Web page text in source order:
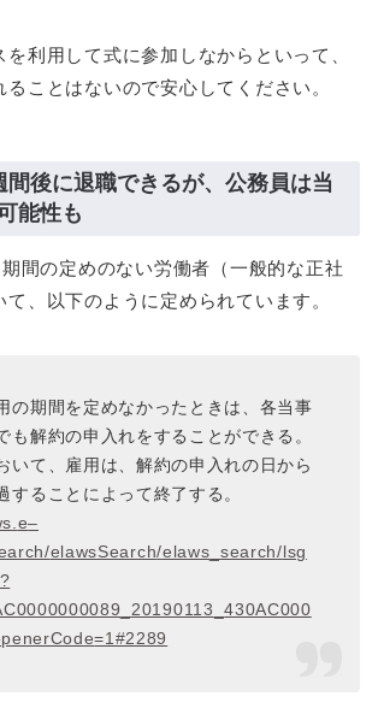
利用して式に参加しなからといって、
ことはないので安心してください。
間後に退職できるが、公務員は当
能性も
間の定めのない労働者（一般的な正社
て、以下のように定められています。
の期間を定めなかったときは、各当事
も解約の申入れをすることができる。
いて、雇用は、解約の申入れの日から
することによって終了する。
.e–
/elawsSearch/elaws _search/ lsg
_20190113 _430AC000
=1#2289